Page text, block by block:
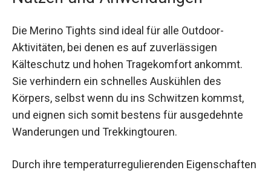
sichert.
Nutzen und Anwendungen
Die Merino Tights sind ideal für alle Outdoor-
Aktivitäten, bei denen es auf zuverlässigen
Kälteschutz und hohen Tragekomfort ankommt.
Sie verhindern ein schnelles Auskühlen des
Körpers, selbst wenn du ins Schwitzen kommst,
und eignen sich somit bestens für ausgedehnte